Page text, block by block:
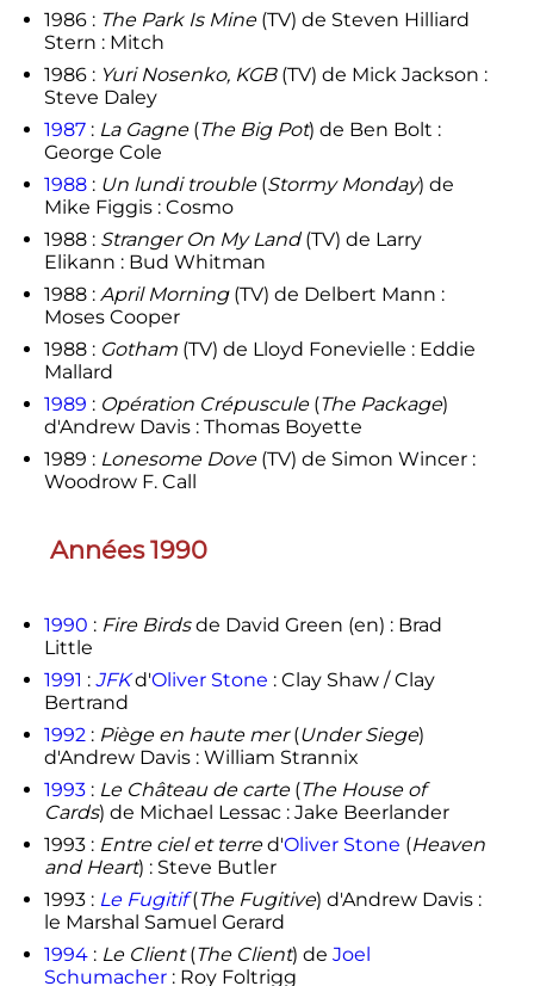
1986 : The Park Is Mine(TV) de Steven Hilliard
Stern : Mitch
1986 : Yuri Nosenko, KGB(TV) de Mick Jackson :
Steve Daley
1987: La Gagne(The Big Pot) de Ben Bolt :
George Cole
1988: Un lundi trouble(Stormy Monday) de
Mike Figgis : Cosmo
1988 : Stranger On My Land(TV) de Larry
Elikann : Bud Whitman
1988 : April Morning(TV) de Delbert Mann :
Moses Cooper
1988 : Gotham(TV) de Lloyd Fonevielle : Eddie
Mallard
1989 : Opération Crépuscule(The Package)
d'Andrew Davis : Thomas Boyette
1989 : Lonesome Dove(TV) de Simon Wincer :
Woodrow F. Call
Années 1990
1990 : Fire Birdsde David Green (en) : Brad
Little
1991 : JFKd'Oliver Stone : Clay Shaw / Clay
Bertrand
1992: Piège en haute mer(Under Siege)
d'Andrew Davis : William Strannix
1993: Le Château de carte(The House of
Cards) de Michael Lessac : Jake Beerlander
1993 : Entre ciel et terred'Oliver Stone (Heaven
and Heart) : Steve Butler
1993 : Le Fugitif(The Fugitive) d'Andrew Davis :
le Marshal Samuel Gerard
1994: Le Client(The Client) de Joel
Schumacher: Roy Foltrigg